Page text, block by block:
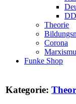
Theorie
Corona
Funke Shop
Kategorie: